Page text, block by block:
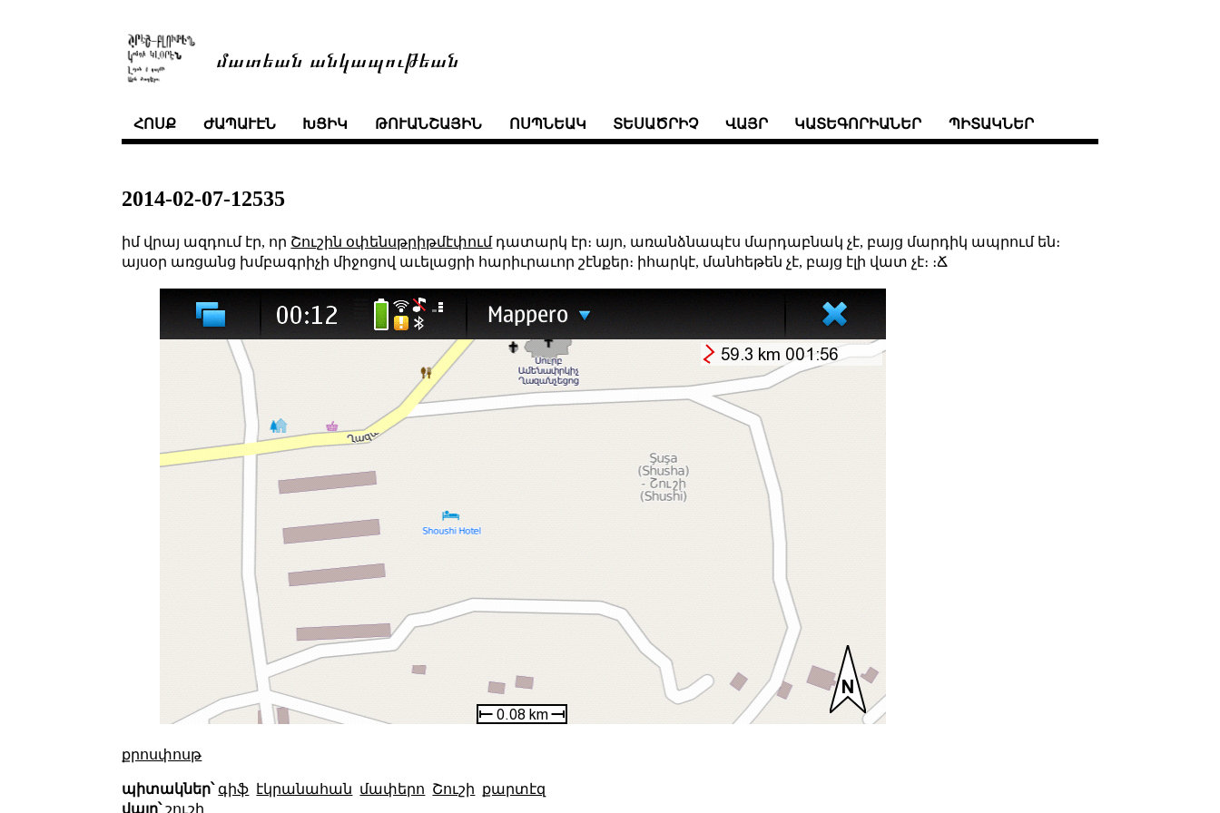
մատեան անկապութեան
ՀՈՍՔ ԺԱՊԱՒԷՆ ԽՑԻԿ ԹՈՒԱՆՇԱՅԻՆ ՈՍՊՆԵԱԿ ՏԵՍԱԾՐԻՉ ՎԱՅՐ ԿԱՏԵԳՈՐԻԱՆԵՐ ՊԻՏԱԿՆԵՐ
2014-02-07-12535
իմ վրայ ազդում էր, որ Շուշին օփենսթրիթմէփումդատարկ էր։ այո, առանձնապէս մարդաբնակ չէ, բայց մարդիկ ապրում են։
այսօր առցանց խմբագրիչի միջոցով աւելացրի հարիւրաւոր շէնքեր։ իհարկէ, մանհեթեն չէ, բայց էլի վատ չէ։ ։Ճ
քրոսփոսթ
պիտակներ՝ գիֆ էկրանահան մափերո Շուշի քարտէզ
վայր՝ շուշի